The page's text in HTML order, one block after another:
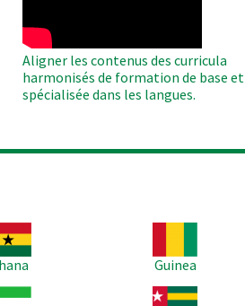
Aligner les contenus des curricula
harmonisés de formation de base et
spécialisée dans les langues.
Guinea